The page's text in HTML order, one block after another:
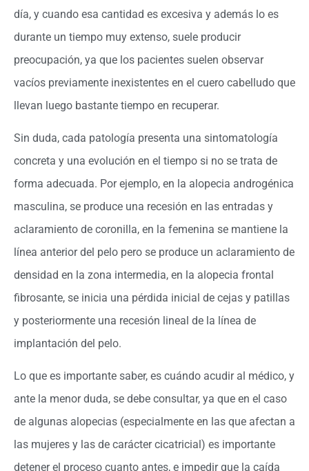
día, y cuando esa cantidad es excesiva y además lo es
durante un tiempo muy extenso, suele producir
preocupación, ya que los pacientes suelen observar
vacíos previamente inexistentes en el cuero cabelludo que
llevan luego bastante tiempo en recuperar.
Sin duda, cada patología presenta una sintomatología
concreta y una evolución en el tiempo si no se trata de
forma adecuada. Por ejemplo, en la alopecia androgénica
masculina, se produce una recesión en las entradas y
aclaramiento de coronilla, en la femenina se mantiene la
línea anterior del pelo pero se produce un aclaramiento de
densidad en la zona intermedia, en la alopecia frontal
fibrosante, se inicia una pérdida inicial de cejas y patillas
y posteriormente una recesión lineal de la línea de
implantación del pelo.
Lo que es importante saber, es cuándo acudir al médico, y
ante la menor duda, se debe consultar, ya que en el caso
de algunas alopecias (especialmente en las que afectan a
las mujeres y las de carácter cicatricial) es importante
detener el proceso cuanto antes, e impedir que la caída